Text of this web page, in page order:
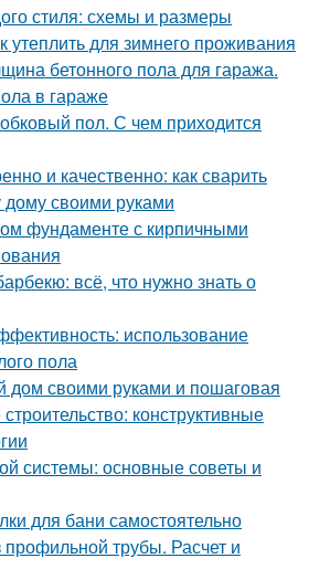
стиля: схемы и размеры
утеплить для зимнего проживания
бетонного пола для гаража.
в гараже
пол. С чем приходится
и качественно: как сварить
своими руками
фундаменте с кирпичными
всё, что нужно знать о
использование
пола
дом своими руками и пошаговая
конструктивные
системы: основные советы и
для бани самостоятельно
трубы. Расчет и